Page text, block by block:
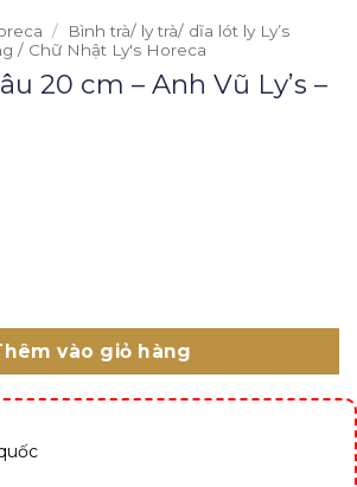
/
Bình trà/ ly trà/ dĩa lót ly Ly’s
/ Chữ Nhật Ly's Horeca
20 cm – Anh Vũ Ly’s –
cm - Anh Vũ Ly's - Trắng Ngà số lượng
vào giỏ hàng